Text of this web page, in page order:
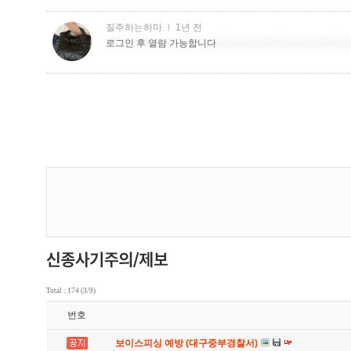
Total : 174 (3/9)
번호
보이스피싱 예방 (대구중부경찰서)